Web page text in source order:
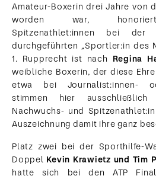
Amateur-Boxerin drei Jahre von
worden war,
Spitzenathlet:innen bei
durchgeführten „Sportler:in des
1. Rupprecht ist nach Regina
weibliche Boxerin, der diese
etwa bei Journalist:innen-
stimmen hier ausschließlich
Nachwuchs- und
Auszeichnung damit ihre ganz
Platz zwei bei der Sporthilfe-
Doppel Kevin Krawietz und Tim
hatte sich bei den ATP